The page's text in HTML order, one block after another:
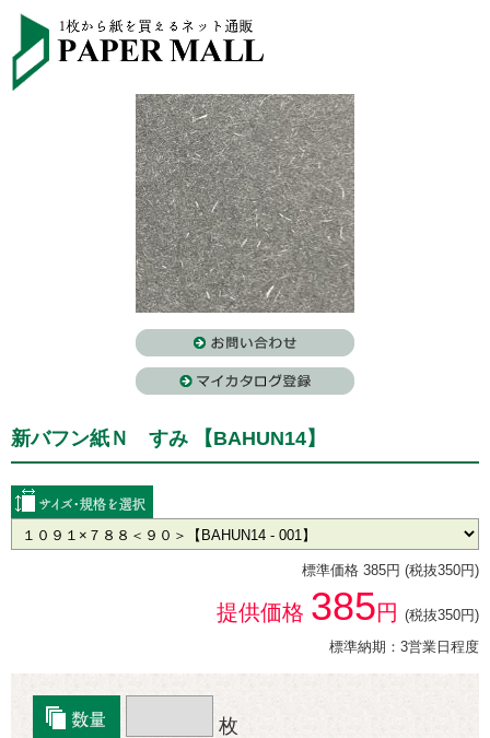
新バフン紙Ｎ すみ 【BAHUN14】
標準価格 385円 (税抜350円)
提供価格 385円 (税抜350円)
標準納期：3営業日程度
枚